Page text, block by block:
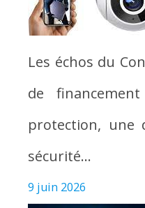
Les échos du
de
protection, une
sécurité…
9 juin 2026